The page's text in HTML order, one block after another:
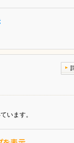
います。